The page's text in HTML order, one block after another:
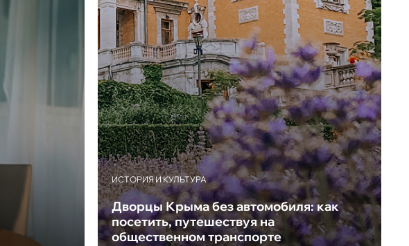
ИСТОРИЯ И КУЛЬТУРА
Дворцы Крыма без автомобиля: как
посетить, путешествуя на
общественном транспорте